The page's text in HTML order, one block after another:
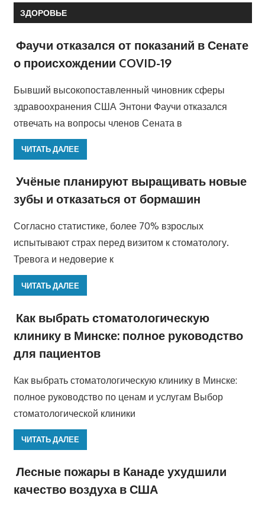
ЗДОРОВЬЕ
Фаучи отказался от показаний в Сенате
о происхождении COVID-19
Бывший высокопоставленный чиновник сферы
здравоохранения США Энтони Фаучи отказался
отвечать на вопросы членов Сената в
ЧИТАТЬ ДАЛЕЕ
Учёные планируют выращивать новые
зубы и отказаться от бормашин
Согласно статистике, более 70% взрослых
испытывают страх перед визитом к стоматологу.
Тревога и недоверие к
ЧИТАТЬ ДАЛЕЕ
Как выбрать стоматологическую
клинику в Минске: полное руководство
для пациентов
Как выбрать стоматологическую клинику в Минске:
полное руководство по ценам и услугам Выбор
стоматологической клиники
ЧИТАТЬ ДАЛЕЕ
Лесные пожары в Канаде ухудшили
качество воздуха в США